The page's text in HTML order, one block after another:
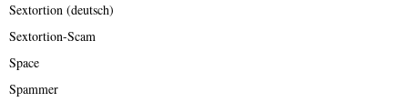
Sextortion (deutsch)
Sextortion-Scam
Space
Spammer